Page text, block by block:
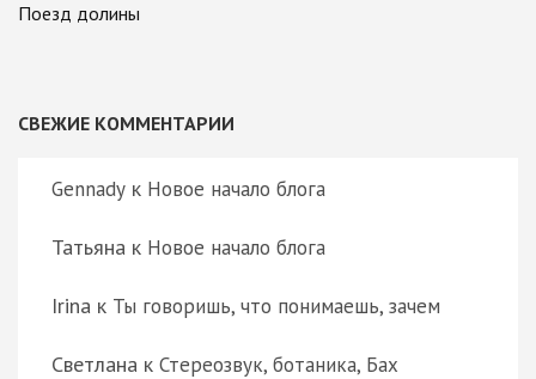
Поезд долины
СВЕЖИЕ КОММЕНТАРИИ
Gennady к Новое начало блога
Татьяна к Новое начало блога
Irina к Ты говоришь, что понимаешь, зачем
Светлана к Стереозвук, ботаника, Бах